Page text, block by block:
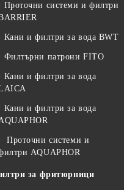
Проточни системи и филтри
Кани и филтри за вода BWT
Филтърни патрони FITO
Кани и филтри за вода
Кани и филтри за вода
Проточни системи и
AQUAPHOR
за фритюрници